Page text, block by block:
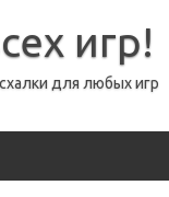
игр!
для любых игр